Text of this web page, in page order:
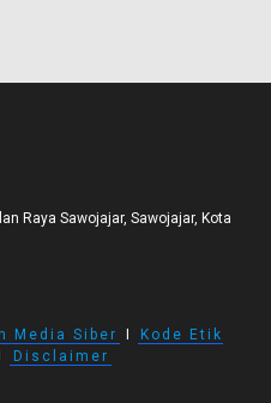
Raya Sawojajar, Sawojajar, Kota
Media Siber
Kode Etik
Disclaimer